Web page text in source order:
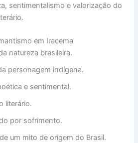
sentimentalismo e valorização do
em Iracema
natureza brasileira.
personagem indígena.
e sentimental.
literário.
por sofrimento.
um mito de origem do Brasil.